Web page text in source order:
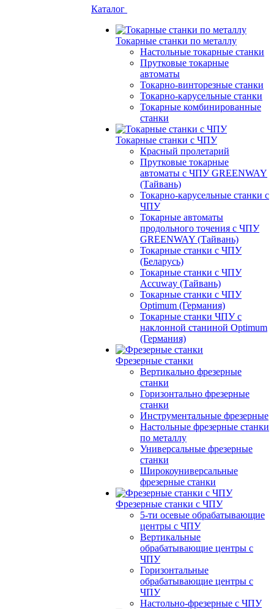
Каталог
Токарные станки по металлу
Настольные токарные станки
Прутковые токарные
автоматы
Токарно-винторезные станки
Токарно-карусельные станки
Токарные комбинированные
станки
Токарные станки с ЧПУ
Красный пролетарий
Прутковые токарные
автоматы с ЧПУ GREENWAY
(Тайвань)
Токарно-карусельные станки с
ЧПУ
Токарные автоматы
продольного точения с ЧПУ
GREENWAY (Тайвань)
Токарные станки с ЧПУ
(Беларусь)
Токарные станки с ЧПУ
Accuway (Тайвань)
Токарные станки с ЧПУ
Optimum (Германия)
Токарные станки ЧПУ с
наклонной станиной Optimum
(Германия)
Фрезерные станки
Вертикально фрезерные
станки
Горизонтально фрезерные
станки
Инструментальные фрезерные
Настольные фрезерные станки
по металлу
Универсальные фрезерные
станки
Широкоуниверсальные
фрезерные станки
Фрезерные станки с ЧПУ
5-ти осевые обрабатывающие
центры с ЧПУ
Вертикальные
обрабатывающие центры с
ЧПУ
Горизонтальные
обрабатывающие центры с
ЧПУ
Настольно-фрезерные с ЧПУ